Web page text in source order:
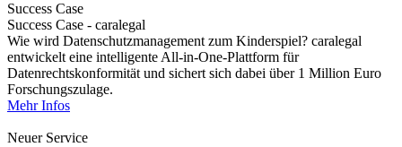
Success Case
Success Case - caralegal
Wie wird Datenschutzmanagement zum Kinderspiel? caralegal
entwickelt eine intelligente All-in-One-Plattform für
Datenrechtskonformität und sichert sich dabei über 1 Million Euro
Forschungszulage.
Mehr Infos
Neuer Service